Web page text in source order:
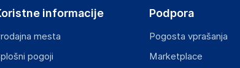
skladnost izdelka z zahtevanimi predpisi.
informacije
mesta
pogoji
Podpora
Pogosta vprašanja
Marketplace